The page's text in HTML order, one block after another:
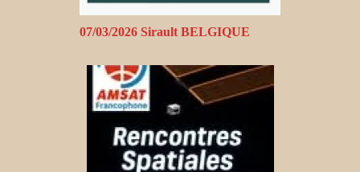
07/03/2026 Sirault BELGIQUE